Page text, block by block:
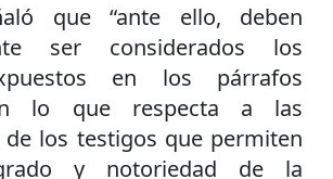
que “ante ello, deben
ser considerados los
en los párrafos
lo que respecta a las
de los testigos que permiten
y notoriedad de la